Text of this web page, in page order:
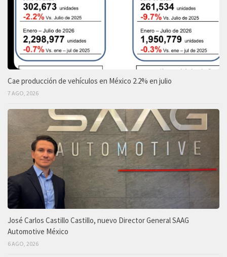
Cae producción de vehículos en México 2.2% en julio
7 AGO, 2026
José Carlos Castillo Castillo, nuevo Director General SAAG
Automotive México
6 AGO, 2026